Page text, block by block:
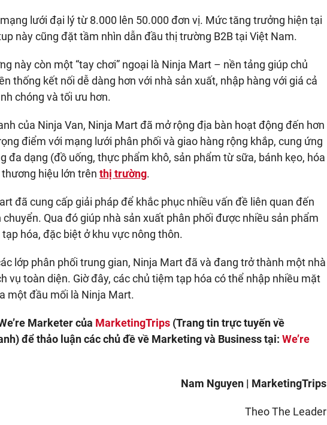
lưới đại lý từ 8.000 lên 50.000 đơn vị. Mức tăng trưởng hiện tại
này cũng đặt tầm nhìn dẫn đầu thị trường B2B tại Việt Nam.
này còn một “tay chơi” ngoại là Ninja Mart – nền tảng giúp chủ
thống kết nối dễ dàng hơn với nhà sản xuất, nhập hàng với giá cả
chóng và tối ưu hơn.
của Ninja Van, Ninja Mart đã mở rộng địa bàn hoạt động đến hơn
điểm với mạng lưới phân phối và giao hàng rộng khắp, cung ứng
đa dạng (đồ uống, thực phẩm khô, sản phẩm từ sữa, bánh kẹo, hóa
hiệu lớn trên thị trường.
đã cung cấp giải pháp để khắc phục nhiều vấn đề liên quan đến
Qua đó giúp nhà sản xuất phân phối được nhiều sản phẩm
hóa, đặc biệt ở khu vực nông thôn.
lớp phân phối trung gian, Ninja Mart đã và đang trở thành một nhà
vụ toàn diện. Giờ đây, các chủ tiệm tạp hóa có thể nhập nhiều mặt
một đầu mối là Ninja Mart.
Marketer của MarketingTrips (Trang tin trực tuyến về
để thảo luận các chủ đề về Marketing và Business tại: We’re
Nam Nguyen | MarketingTrips
Theo The Leader